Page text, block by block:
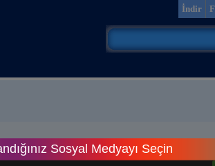
İndir
Sosyal Medyayı Seçin